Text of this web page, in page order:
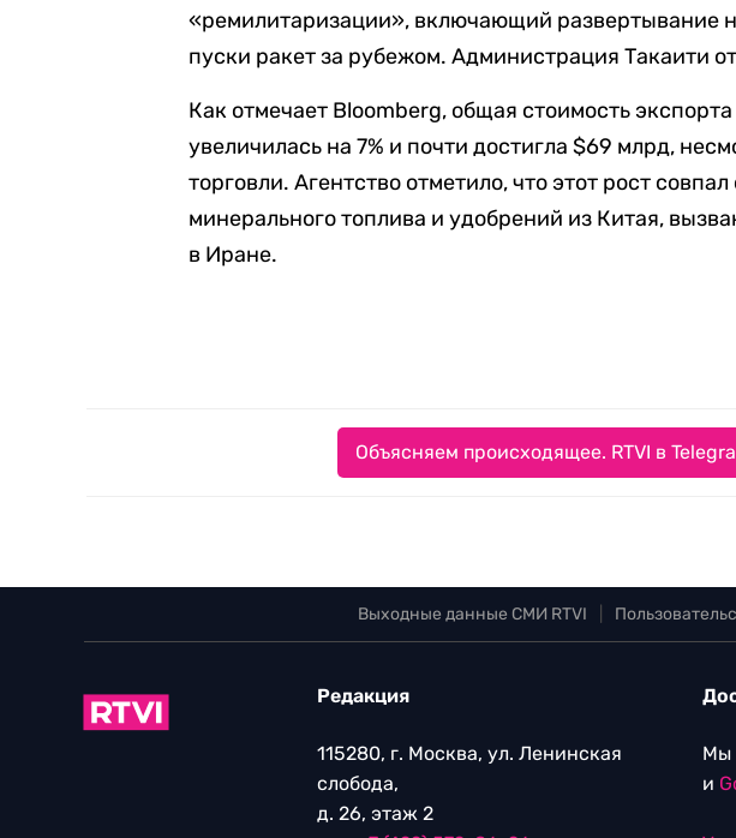
«ремилитаризации», включающий развертывание
пуски ракет за рубежом. Администрация Такаити
Как отмечает Bloomberg, общая стоимость
увеличилась на 7% и почти достигла $69 млрд,
торговли. Агентство отметило, что этот рост
минерального топлива и удобрений из Китая,
в Иране.
Объясняем происходящее. RTVI в
Выходные данные СМИ RTVI
Редакция
115280, г. Москва, ул. Ленинская
слобода,
д. 26, этаж 2
Мы
и